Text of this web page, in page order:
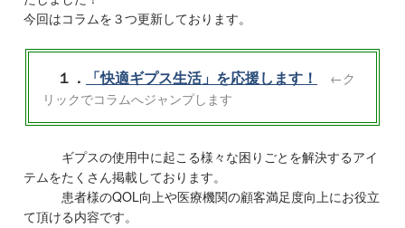
今回はコラムを３つ更新しております。
１． 「快適ギプス生活」を応援します！
←ク
リックでコラムへジャンプします
ギプスの使用中に起こる様々な困りごとを解決するアイ
テムをたくさん掲載しております。
患者様のQOL向上や医療機関の顧客満足度向上にお役立
て頂ける内容です。